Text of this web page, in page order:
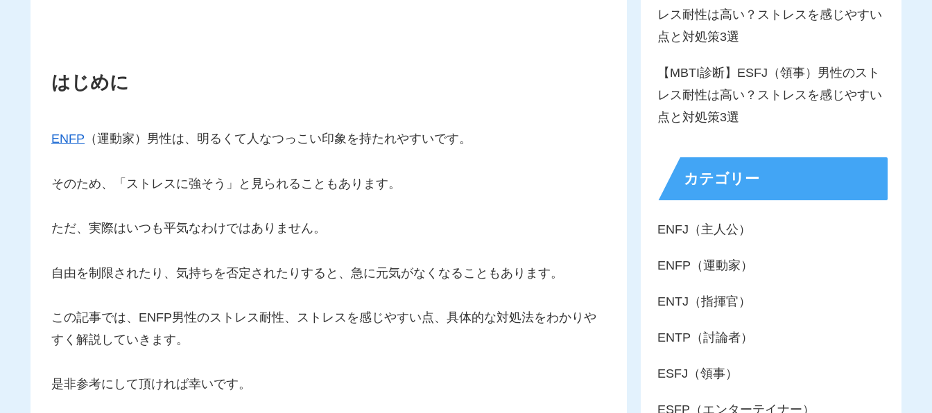
はじめに
ENFP （運動家）男性は、明るくて人なつっこい印象を持たれやすいです。
そのため、「ストレスに強そう」と見られることもあります。
ただ、実際はいつも平気なわけではありません。
自由を制限されたり、気持ちを否定されたりすると、急に元気がなくなることもあります。
この記事では、ENFP男性のストレス耐性、ストレスを感じやすい点、具体的な対処法をわかりや
すく解説していきます。
是非参考にして頂ければ幸いです。
レス耐性は高い？ストレスを感じやすい
点と対処策3選
【MBTI診断】ESFJ（領事）男性のスト
レス耐性は高い？ストレスを感じやすい
点と対処策3選
カテゴリー
ENFJ（主人公）
ENFP（運動家）
ENTJ（指揮官）
ENTP（討論者）
ESFJ（領事）
ESFP（エンターテイナー）